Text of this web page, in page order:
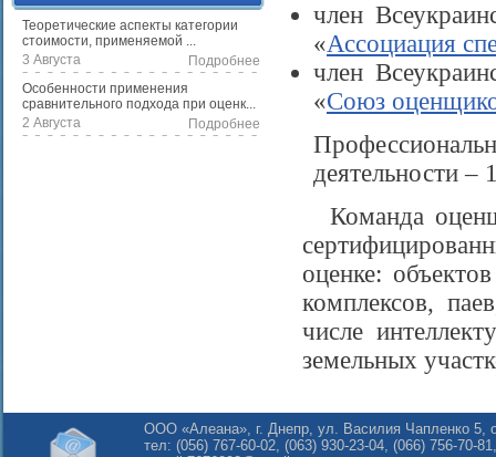
Теоретические аспекты категории
стоимости, применяемой ...
Подробнее
3 Августа
Особенности применения
сравнительного подхода при оценк...
Подробнее
2 Августа
член
«Ассоциация
член
«Союз
деятельности –
Команда
оценке:
комплексов,
числе
земельных
ООО «Алеана», г. Днепр, ул. Василия Чапленко 5,
тел: (056) 767-60-02, (063) 930-23-04, (066) 756-70-